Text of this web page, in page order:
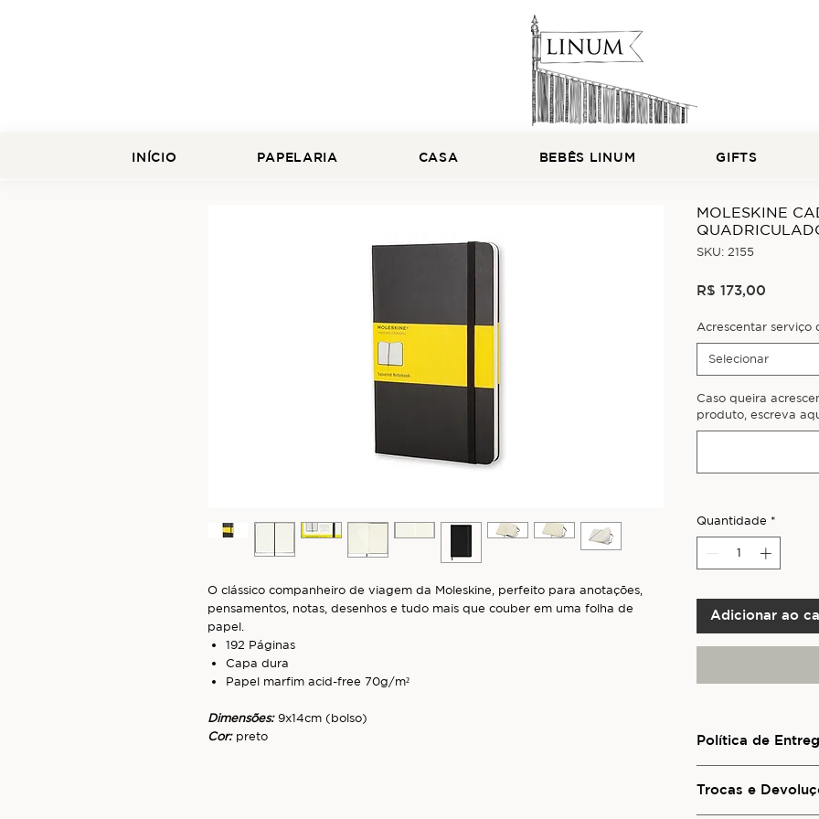
INÍCIO PAPELARIA CASA BEBÊS LINUM GIFTS
O clássico companheiro de viagem da Moleskine, perfeito para anotações,
pensamentos, notas, desenhos e tudo mais que couber em uma folha de
papel.
192 Páginas
Capa dura
Papel marfim acid-free 70g/m²
Dimensões: 9x14cm (bolso)
Cor:preto
MOLESKINE
SKU: 2155
R$ 173,00
Acrescentar serviço
Selecionar
Caso queira
produto, escreva
Quantidade *
Adicionar ao
Política de
para outras regiões
Trocas e